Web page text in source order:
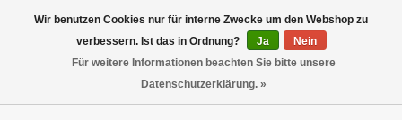
Wir benutzen Cookies nur für interne Zwecke um den Webshop zu
verbessern. Ist das in Ordnung?
Ja
Nein
Für weitere Informationen beachten Sie bitte unsere
Datenschutzerklärung. »